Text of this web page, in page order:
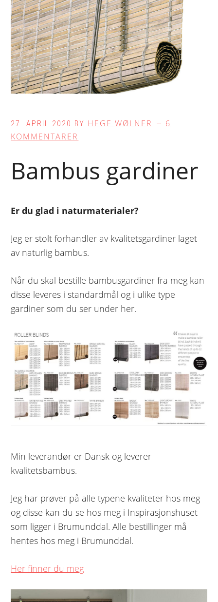
27. APRIL 2020 BY HEGE WØLNER
6
KOMMENTARER
Bambus gardiner
Er du glad i naturmaterialer?
Jeg er stolt forhandler av kvalitetsgardiner laget
av naturlig bambus.
Når du skal bestille bambusgardiner fra meg kan
disse leveres i standardmål og i ulike type
gardiner som du ser under her.
Min leverandør er Dansk og leverer
kvalitetsbambus.
Jeg har prøver på alle typene kvaliteter hos meg
og disse kan du se hos meg i Inspirasjonshuset
som ligger i Brumunddal. Alle bestillinger må
hentes hos meg i Brumunddal.
Her finner du meg